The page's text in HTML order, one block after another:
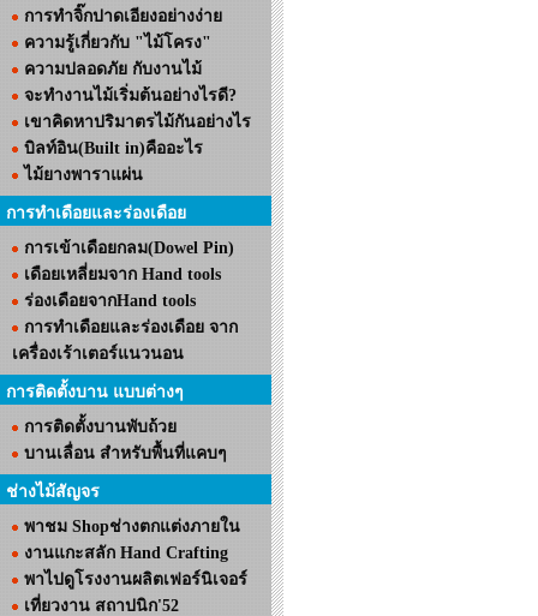
การทำจิ๊กปาดเอียงอย่างง่าย
ความรู้เกี่ยวกับ "ไม้โครง"
ความปลอดภัย กับงานไม้
จะทำงานไม้เริ่มต้นอย่างไรดี?
เขาคิดหาปริมาตรไม้กันอย่างไร
บิลท์อิน(Built in)คืออะไร
ไม้ยางพาราแผ่น
การทำเดือยและร่องเดือย
การเข้าเดือยกลม(Dowel Pin)
เดือยเหลี่ยมจาก Hand tools
ร่องเดือยจากHand tools
การทำเดือยและร่องเดือย จาก
เครื่องเร้าเตอร์แนวนอน
การติดตั้งบาน แบบต่างๆ
การติดตั้งบานพับถ้วย
บานเลื่อน สำหรับพื้นที่แคบๆ
ช่างไม้สัญจร
พาชม Shopช่างตกแต่งภายใน
งานแกะสลัก Hand Crafting
พาไปดูโรงงานผลิตเฟอร์นิเจอร์
เที่ยวงาน สถาปนิก'52